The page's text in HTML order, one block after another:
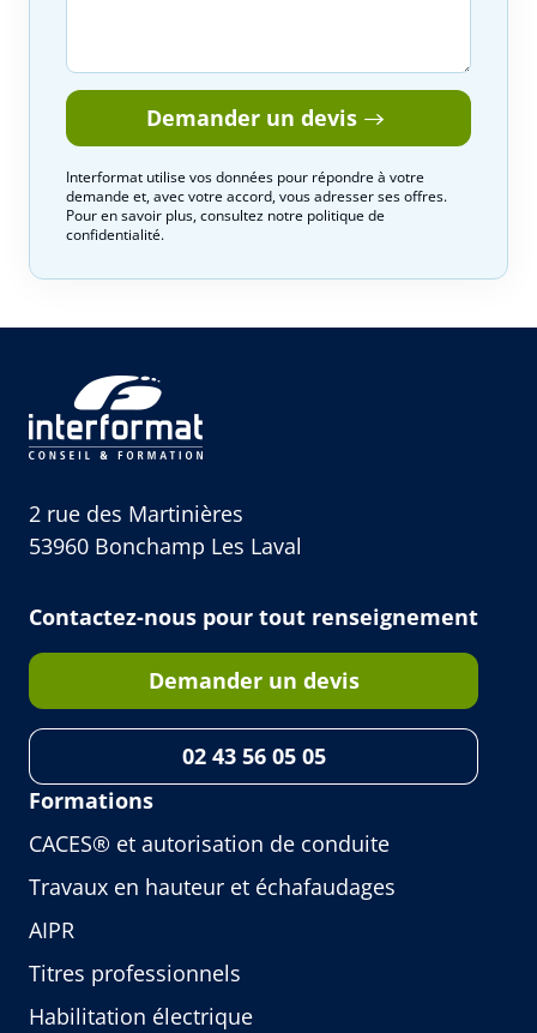
Demander un devis
Interformat utilise vos données pour répondre à votre
demande et, avec votre accord, vous adresser ses offres.
Pour en savoir plus, consultez notre politique de
confidentialité.
2 rue des Martinières
53960 Bonchamp Les Laval
Contactez-nous pour tout renseignement
Demander un devis
02 43 56 05 05
Formations
CACES® et autorisation de conduite
Travaux en hauteur et échafaudages
AIPR
Titres professionnels
Habilitation électrique